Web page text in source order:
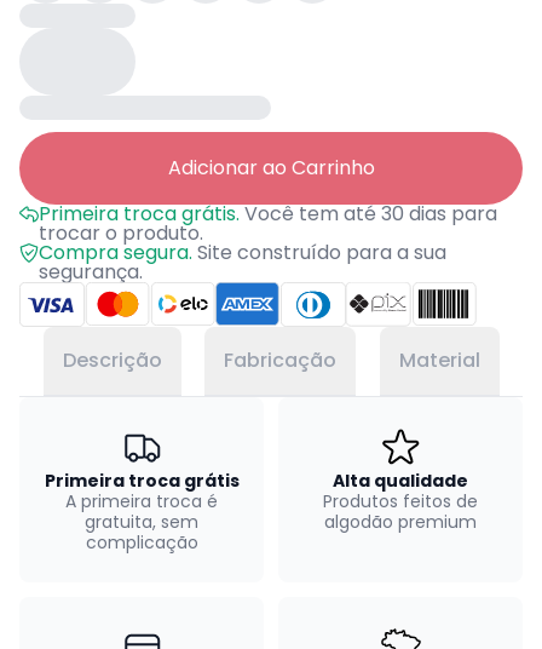
Adicionar ao Carrinho
Primeira troca grátis.Você tem até 30 dias para
trocar o produto.
Compra segura. Site construído para a sua
segurança.
Descrição Fabricação Material
Primeira troca grátis
A primeira troca é
gratuita, sem
complicação
Alta qualidade
Produtos feitos de
algodão premium